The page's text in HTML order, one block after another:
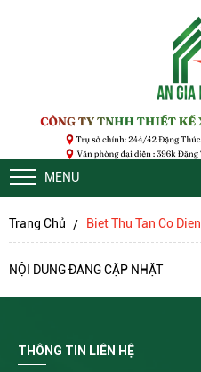
MENU
Trang Chủ Biet Thu Tan Co Dien
NỘI DUNG ĐANG CẬP NHẬT
THÔNG TIN LIÊN HỆ